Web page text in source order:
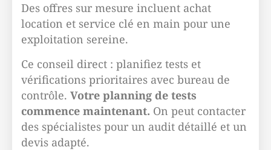
Des offres sur mesure incluent achat
location et service clé en main pour une
exploitation sereine.
Ce conseil direct : planifiez tests et
vérifications prioritaires avec bureau de
contrôle. Votre planning de tests
commence maintenant. On peut contacter
des spécialistes pour un audit détaillé et un
devis adapté.